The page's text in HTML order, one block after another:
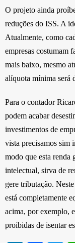
O projeto ainda
reduções do ISS. A
Atualmente, como
empresas costumam
mais baixo, mesmo
alíquota mínima será
Para o contador
podem acabar
investimentos de
vista precisamos sim
modo que esta renda
intelectual, sirva de
gere tributação.
está completamente
acima, por exemplo,
proibidas de isentar